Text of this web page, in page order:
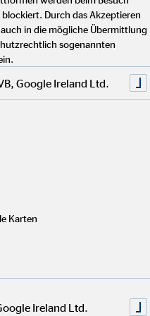
Ziele mit
von Möglichkeiten, doch
und verwirrt als das
Durch das Akzeptieren
in die mögliche Übermittlung
sogenannten
Google Ireland Ltd.
Karten
Ireland Ltd.